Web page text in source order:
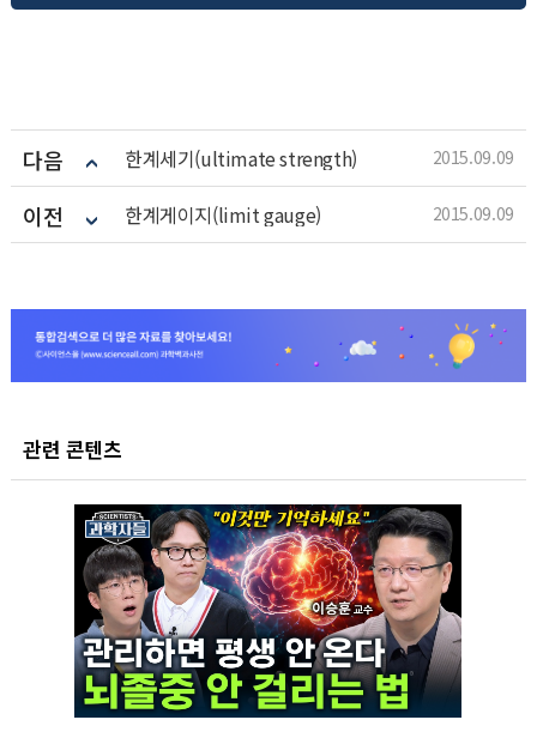
다음 한계세기(ultimate strength) 2015.09.09
이전 한계게이지(limit gauge) 2015.09.09
관련 콘텐츠